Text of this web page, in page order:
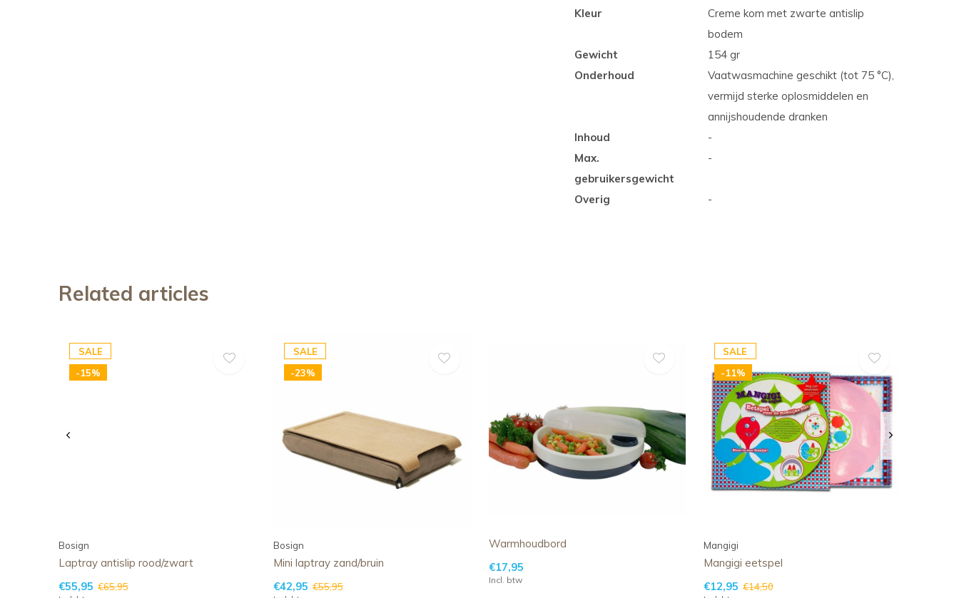
Kleur
Creme kom met zwarte antislip
bodem
Gewicht
154 gr
Onderhoud
Vaatwasmachine geschikt (tot 75 °C),
vermijd sterke oplosmiddelen en
annijshoudende dranken
Inhoud
-
Max.
gebruikersgewicht
-
Overig -
Related articles
SALE
-15%
Bosign
Laptray antislip rood/zwart
€55,95 €65,95
SALE
-23%
Bosign
Mini laptray zand/bruin
€42,95 €55,95
Warmhoudbord
€17,95
Incl. btw
SALE
-11%
Mangigi
Mangigi eetspel
€12,95 €14,50